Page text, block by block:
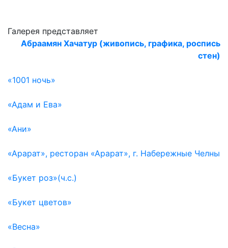
Галерея представляет
Абраамян Хачатур (живопись, графика, роспись
стен)
«1001 ночь»
«Адам и Ева»
«Ани»
«Арарат», ресторан «Арарат», г. Набережные Челны
«Букет роз»(ч.с.)
«Букет цветов»
«Весна»